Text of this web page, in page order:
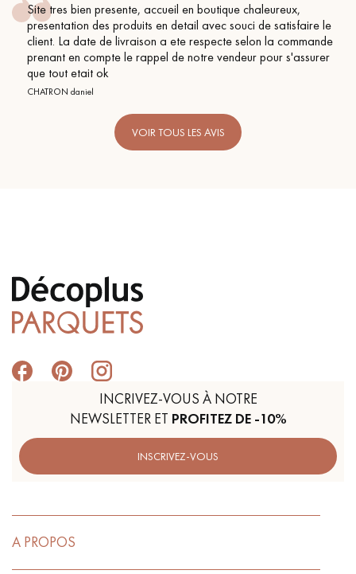
Site tres bien presente, accueil en boutique chaleureux,
presentation des produits en detail avec souci de satisfaire le
client. La date de livraison a ete respecte selon la commande
prenant en compte le rappel de notre vendeur pour s'assurer
que tout etait ok
CHATRON daniel
VOIR TOUS LES AVIS
INCRIVEZ-VOUS À NOTRE
NEWSLETTER ET PROFITEZ DE -10%
INSCRIVEZ-VOUS
A PROPOS